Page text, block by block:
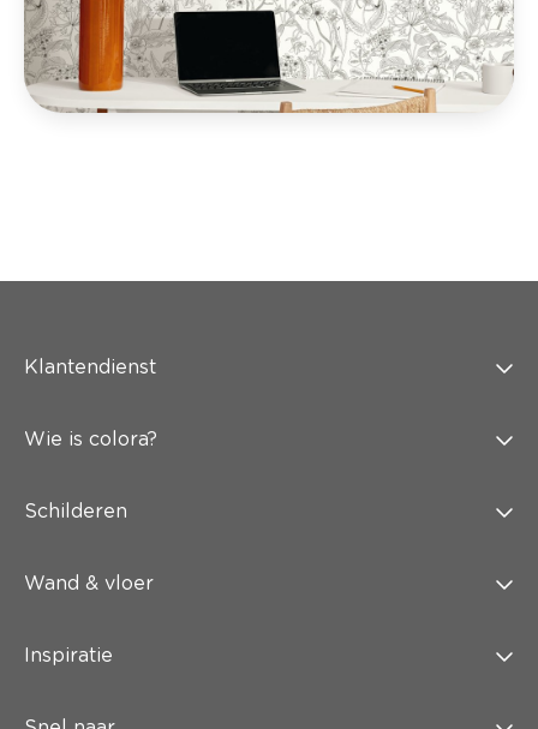
Klantendienst
Wie is colora?
Schilderen
Wand & vloer
Inspiratie